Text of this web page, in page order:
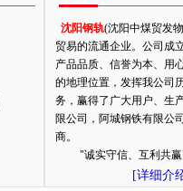
沈阳钢轨(沈阳中煤贸发
贸易的流通企业。公司成
产品品质、信誉为本、用
的地理位置，发挥我公司
务，赢得了广大用户、生
限公司，阿城钢铁有限公
商。
"诚实守信、互利共赢"
[详细介